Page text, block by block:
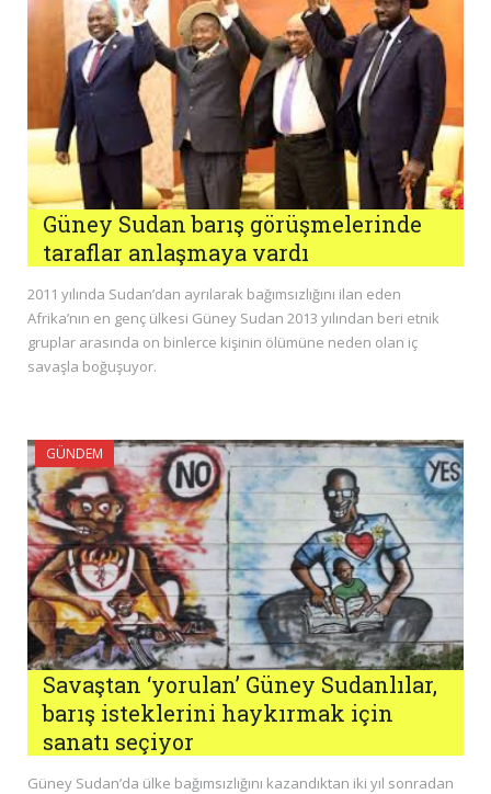
Güney Sudan barış görüşmelerinde
taraflar anlaşmaya vardı
2011 yılında Sudan’dan ayrılarak bağımsızlığını ilan eden
Afrika’nın en genç ülkesi Güney Sudan 2013 yılından beri etnik
gruplar arasında on binlerce kişinin ölümüne neden olan iç
savaşla boğuşuyor.
GÜNDEM
Savaştan ‘yorulan’ Güney Sudanlılar,
barış isteklerini haykırmak için
sanatı seçiyor
Güney Sudan’da ülke bağımsızlığını kazandıktan iki yıl sonradan